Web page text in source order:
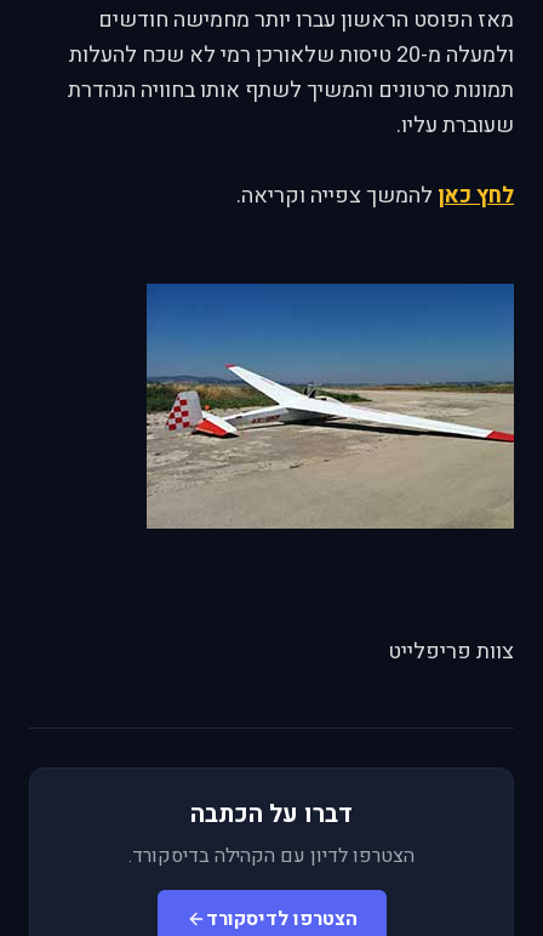
מאז הפוסט הראשון עברו יותר מחמישה חודשים
ולמעלה מ-20 טיסות שלאורכן רמי לא שכח להעלות
תמונות סרטונים והמשיך לשתף אותו בחוויה הנהדרת
שעוברת עליו.
לחץ כאן להמשך צפייה וקריאה.
צוות פריפלייט
דברו על הכתבה
הצטרפו לדיון עם הקהילה בדיסקורד.
הצטרפו לדיסקורד